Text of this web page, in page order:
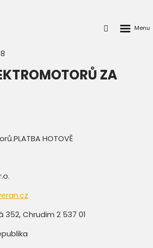
Přihlášení
ZA
HOTOVĚ
352, Chrudim 2 537 01